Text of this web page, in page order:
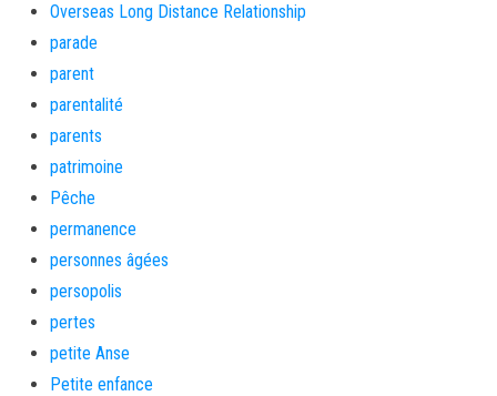
Overseas Long Distance Relationship
parade
parent
parentalité
parents
patrimoine
Pêche
permanence
personnes âgées
persopolis
pertes
petite Anse
Petite enfance